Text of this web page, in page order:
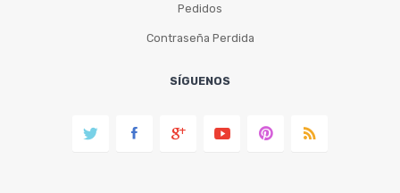
Pedidos
Contraseña Perdida
SÍGUENOS